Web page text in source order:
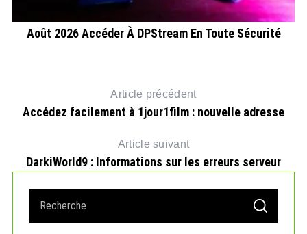
Août 2026 Accéder À DPStream En Toute Sécurité
Article précédent
Accédez facilement à 1jour1film : nouvelle adresse
Article suivant
DarkiWorld9 : Informations sur les erreurs serveur
a
S
A